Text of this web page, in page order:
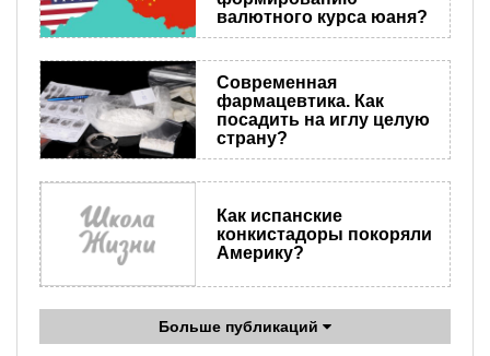
валютного курса юаня?
Современная
фармацевтика. Как
посадить на иглу целую
страну?
Как испанские
конкистадоры покоряли
Америку?
Больше публикаций